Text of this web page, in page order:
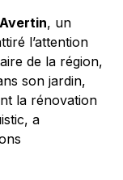
, un
l’attention
de la région,
son jardin,
la rénovation
a